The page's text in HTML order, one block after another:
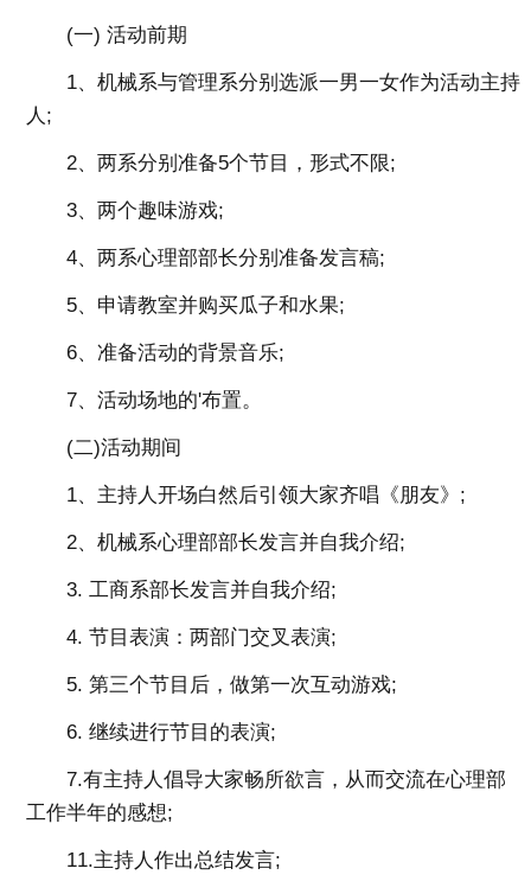
(一) 活动前期
1、机械系与管理系分别选派一男一女作为活动主持
人;
2、两系分别准备5个节目，形式不限;
3、两个趣味游戏;
4、两系心理部部长分别准备发言稿;
5、申请教室并购买瓜子和水果;
6、准备活动的背景音乐;
7、活动场地的'布置。
(二)活动期间
1、主持人开场白然后引领大家齐唱《朋友》;
2、机械系心理部部长发言并自我介绍;
3. 工商系部长发言并自我介绍;
4. 节目表演：两部门交叉表演;
5. 第三个节目后，做第一次互动游戏;
6. 继续进行节目的表演;
7.有主持人倡导大家畅所欲言，从而交流在心理部
工作半年的感想;
11.主持人作出总结发言;